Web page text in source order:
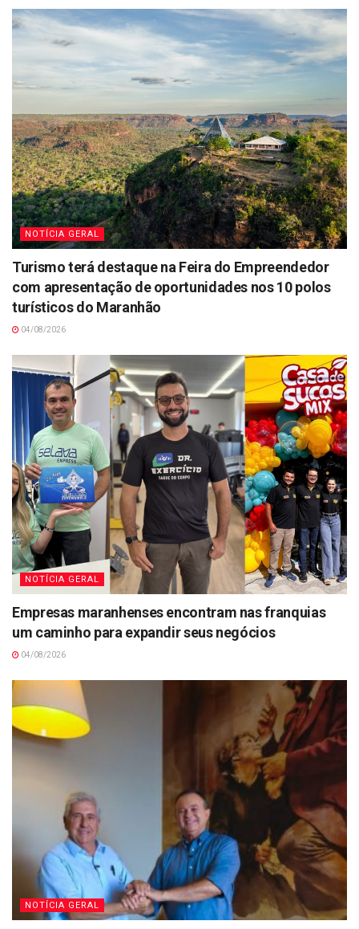
NOTÍCIA GERAL
Turismo terá destaque na Feira do Empreendedor
com apresentação de oportunidades nos 10 polos
turísticos do Maranhão
04/08/2026
NOTÍCIA GERAL
Empresas maranhenses encontram nas franquias
um caminho para expandir seus negócios
04/08/2026
NOTÍCIA GERAL